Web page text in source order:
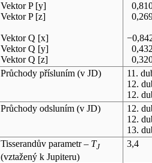
Vektor P [y]
Vektor P [z]
Vektor Q [x]
Vektor Q [y]
Vektor Q [z]
Průchody přísluním (v JD) 11.
12.
12.
Průchody odsluním (v JD) 12.
12.
13.
Tisserandův parametr – TJ
(vztažený k Jupiteru)
3,4